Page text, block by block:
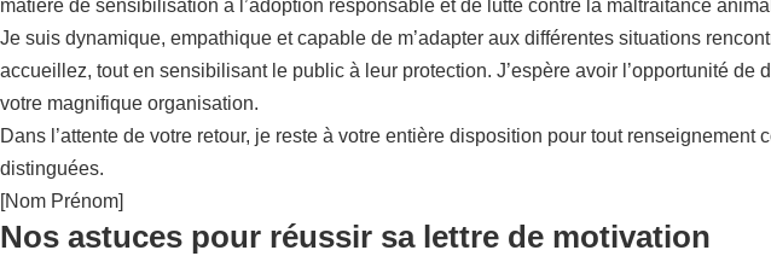
matière de sensibilisation à l’adoption responsable et de lutte contre la maltraitance
Je suis dynamique, empathique et capable de m’adapter aux différentes situations
accueillez, tout en sensibilisant le public à leur protection. J’espère avoir l’opportunité
votre magnifique organisation.
Dans l’attente de votre retour, je reste à votre entière disposition pour tout
distinguées.
[Nom Prénom]
Nos astuces pour réussir sa lettre de motivation